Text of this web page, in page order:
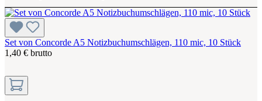
Set von Concorde A5 Notizbuchumschlägen, 110 mic, 10 Stück
1,40 € brutto